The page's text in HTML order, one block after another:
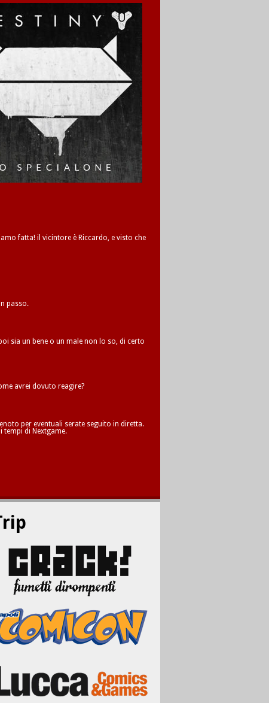
fatta! il vicintore è Riccardo, e visto che
passo.
sia un bene o un male non lo so, di certo
avrei dovuto reagire?
per eventuali serate seguito in diretta.
tempi di Nextgame.